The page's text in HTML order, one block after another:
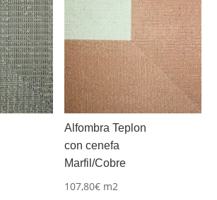
Alfombra Teplon
con cenefa
Marfil/Cobre
107,80€ m2